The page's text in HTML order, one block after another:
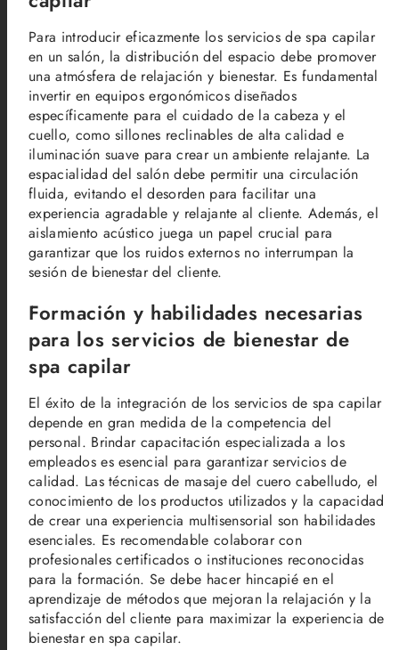
Para introducir eficazmente los servicios de spa capilar
en un salón, la distribución del espacio debe promover
una atmósfera de relajación y bienestar. Es fundamental
invertir en equipos ergonómicos diseñados
específicamente para el cuidado de la cabeza y el
cuello, como sillones reclinables de alta calidad e
iluminación suave para crear un ambiente relajante. La
espacialidad del salón debe permitir una circulación
fluida, evitando el desorden para facilitar una
experiencia agradable y relajante al cliente. Además, el
aislamiento acústico juega un papel crucial para
garantizar que los ruidos externos no interrumpan la
sesión de bienestar del cliente.
Formación y habilidades necesarias
para los servicios de bienestar de
spa capilar
El éxito de la integración de los servicios de spa capilar
depende en gran medida de la competencia del
personal. Brindar capacitación especializada a los
empleados es esencial para garantizar servicios de
calidad. Las técnicas de masaje del cuero cabelludo, el
conocimiento de los productos utilizados y la capacidad
de crear una experiencia multisensorial son habilidades
esenciales. Es recomendable colaborar con
profesionales certificados o instituciones reconocidas
para la formación. Se debe hacer hincapié en el
aprendizaje de métodos que mejoran la relajación y la
satisfacción del cliente para maximizar la experiencia de
bienestar en spa capilar.